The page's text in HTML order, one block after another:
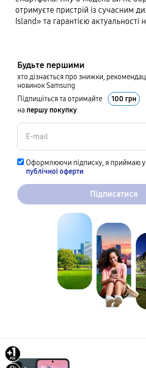
отримуєте пристрій із сучасним
Island» та гарантією актуальності
Будьте першими
хто дізнається про знижки,
новинок Samsung
Підпишіться та отримайте
100 грн
на першу покупку
Оформлюючи підписку, я приймаю
публічної оферти
Підписатися